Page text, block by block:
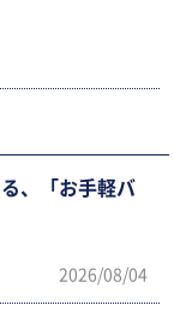
、「お手軽バ
2026/08/04